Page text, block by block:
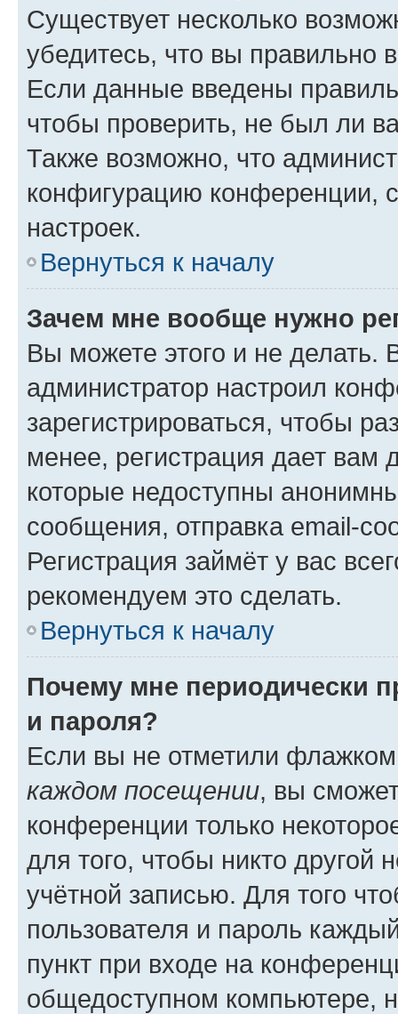
Существует несколько
убедитесь, что вы правильно
Если данные введены
чтобы проверить, не был ли
Также возможно, что
конфигурацию конференции,
настроек.
Вернуться к началу
Зачем мне вообще нужно
Вы можете этого и не делать.
администратор настроил
зарегистрироваться, чтобы
менее, регистрация дает вам
которые недоступны
сообщения, отправка email-
Регистрация займёт у вас
рекомендуем это сделать.
Вернуться к началу
Почему мне периодически
и пароля?
Если вы не отметили
каждом посещении, вы
конференции только
для того, чтобы никто другой
учётной записью. Для того
пользователя и пароль
пункт при входе на
общедоступном компьютере,